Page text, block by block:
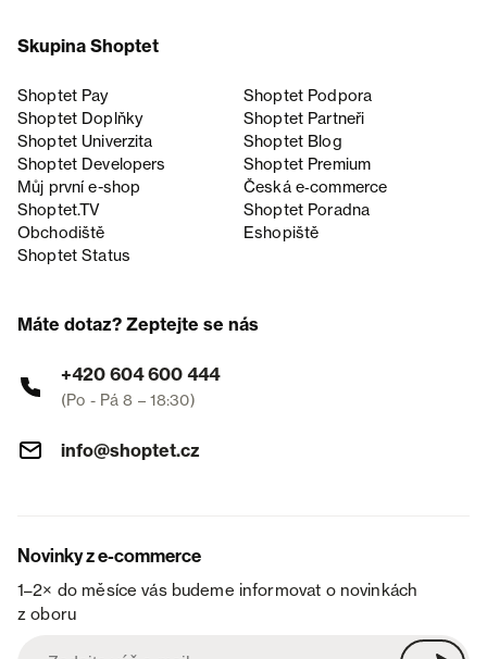
Skupina Shoptet
Shoptet Pay
Shoptet Podpora
Shoptet Doplňky
Shoptet Partneři
Shoptet Univerzita
Shoptet Blog
Shoptet Developers
Shoptet Premium
Můj první e-shop
Česká e‑commerce
Shoptet.TV
Shoptet Poradna
Obchodiště
Eshopiště
Shoptet Status
Máte dotaz? Zeptejte se nás
+420 604 600 444
(Po - Pá 8 – 18:30)
info@shoptet.cz
Novinky z e-commerce
1–2× do měsíce vás budeme informovat o novinkách
z oboru